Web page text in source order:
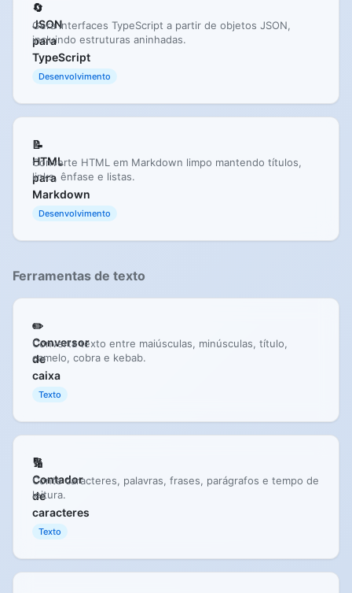
🔄
JSON
para
TypeScript
Gera interfaces TypeScript a partir de objetos JSON,
incluindo estruturas aninhadas.
Desenvolvimento
📝
HTML
para
Markdown
Converte HTML em Markdown limpo mantendo títulos,
links, ênfase e listas.
Desenvolvimento
Ferramentas de texto
✏️
Conversor
de
caixa
Converta texto entre maiúsculas, minúsculas, título,
camelo, cobra e kebab.
Texto
🔢
Contador
de
caracteres
Conte caracteres, palavras, frases, parágrafos e tempo de
leitura.
Texto